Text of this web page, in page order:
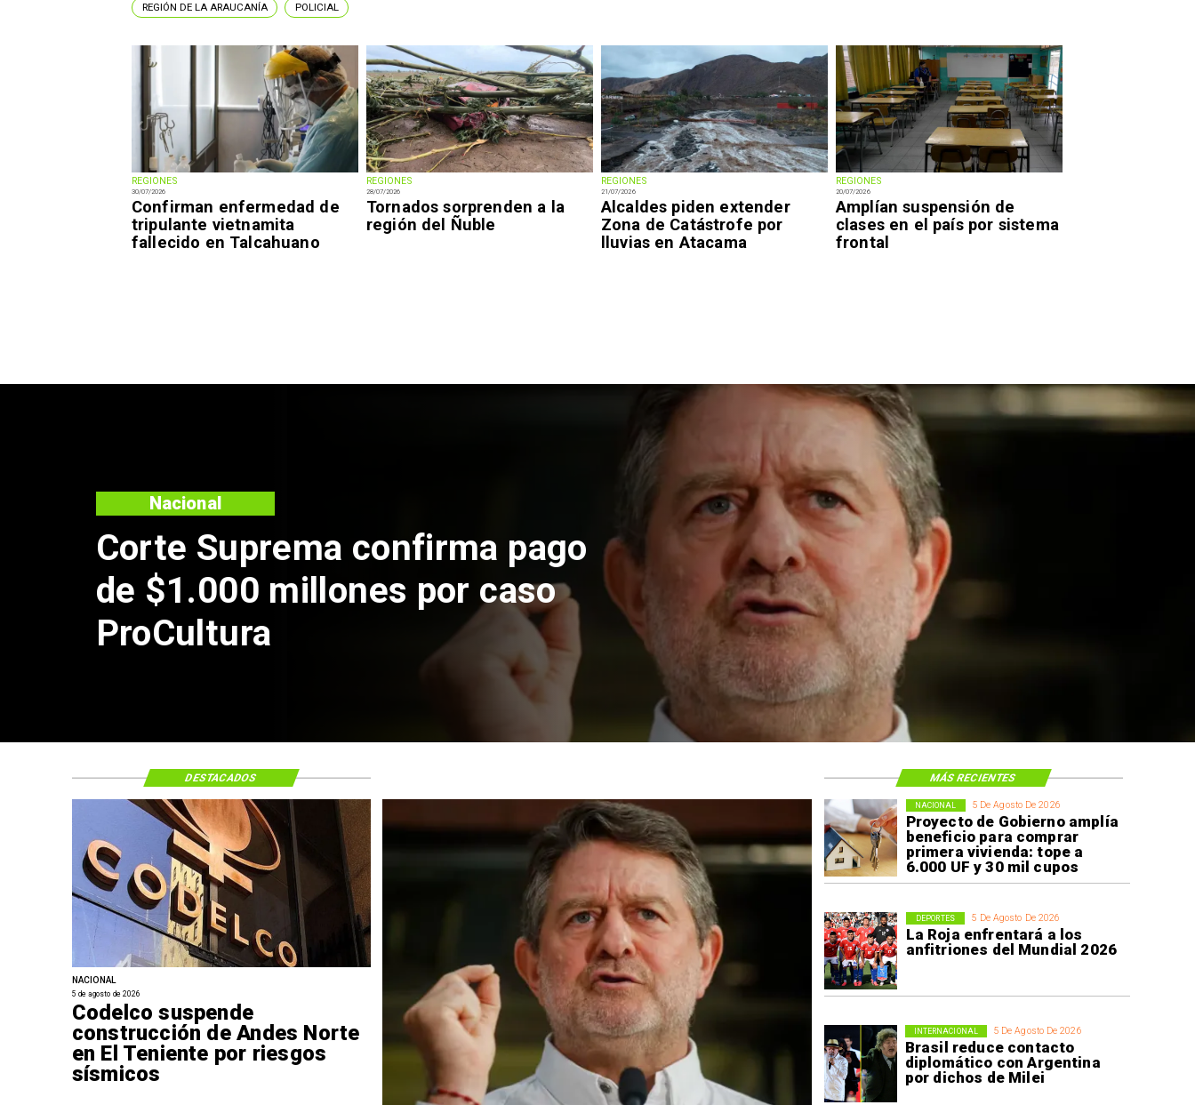
REGIONES
30/07/2026
Confirman enfermedad de
tripulante vietnamita
fallecido en Talcahuano
REGIONES
28/07/2026
Tornados sorprenden a la
región del Ñuble
REGIONES
21/07/2026
Alcaldes piden extender
Zona de Catástrofe por
lluvias en Atacama
REGIONES
20/07/2026
Amplían suspensión de
clases en el país por sistema
frontal
REGIÓN DE LA ARAUCANÍA POLICIAL
Codelco suspende construcción
de Andes Norte en El Teniente
por riesgos sísmicos
5 De Agosto De 2026
Proyecto de Gobierno amplía
beneficio para comprar
primera vivienda: tope a
6.000 UF y 30 mil cupos
NACIONAL
5 De Agosto De 2026
La Roja enfrentará a los
anfitriones del Mundial 2026
DEPORTES
5 De Agosto De 2026
Brasil reduce contacto
diplomático con Argentina
por dichos de Milei
INTERNACIONAL
NACIONAL
5 de agosto de 2026
Codelco suspende
construcción de Andes Norte
en El Teniente por riesgos
sísmicos
DESTACADOS MÁS RECIENTES